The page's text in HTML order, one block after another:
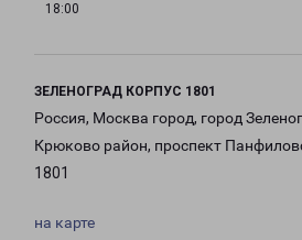
18:00
ЗЕЛЕНОГРАД КОРПУС 1801
Россия, Москва город, город
Крюково район, проспект
1801
на карте